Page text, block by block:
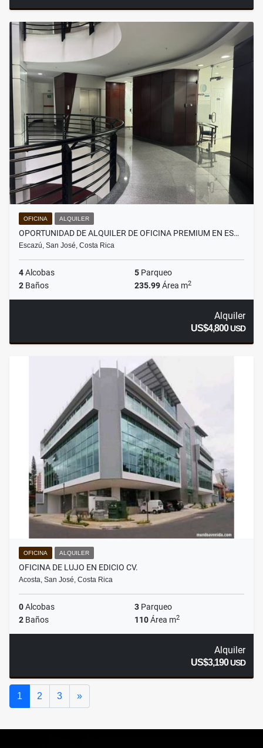
OFICINA ALQUILER
OPORTUNIDAD DE ALQUILER DE OFICINA PREMIUM EN ES…
Escazú, San José, Costa Rica
4Alcobas 5 Parqueo
2 Baños 235.99Área m2
Alquiler
US$4,800USD
OFICINA ALQUILER
OFICINA DE LUJO EN EDICIO CV.
Acosta, San José, Costa Rica
0Alcobas 3 Parqueo
2 Baños 110Área m2
Alquiler
US$3,190USD
1 2 3 »Siguiente